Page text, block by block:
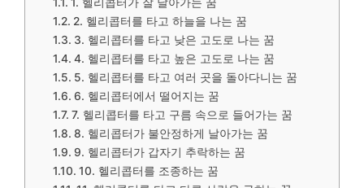
2. 헬리콥터를 타고 하늘을 나는 꿈
3. 헬리콥터를 타고 낮은 고도로 나는 꿈
4. 헬리콥터를 타고 높은 고도로 나는 꿈
5. 헬리콥터를 타고 여러 곳을 돌아다니는 꿈
6. 헬리콥터에서 떨어지는 꿈
7. 헬리콥터를 타고 구름 속으로 들어가는 꿈
8. 헬리콥터가 불안정하게 날아가는 꿈
9. 헬리콥터가 갑자기 추락하는 꿈
10. 헬리콥터를 조종하는 꿈